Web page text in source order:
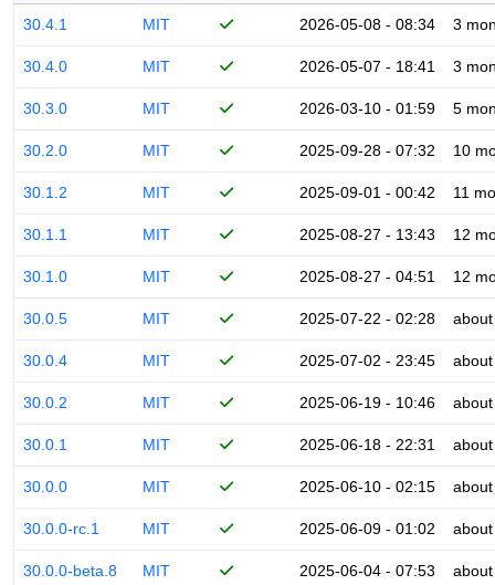
30.4.1 MIT 2026-05-08 - 08:34 3
30.4.0 MIT 2026-05-07 - 18:41 3
30.3.0 MIT 2026-03-10 - 01:59 5
30.2.0 MIT 2025-09-28 - 07:32 10
30.1.2 MIT 2025-09-01 - 00:42 11
30.1.1 MIT 2025-08-27 - 13:43 12
30.1.0 MIT 2025-08-27 - 04:51 12
30.0.5 MIT 2025-07-22 - 02:28
30.0.4 MIT 2025-07-02 - 23:45
30.0.2 MIT 2025-06-19 - 10:46
30.0.1 MIT 2025-06-18 - 22:31
30.0.0 MIT 2025-06-10 - 02:15
30.0.0-rc.1 MIT 2025-06-09 - 01:02
30.0.0-beta.8 MIT 2025-06-04 - 07:53